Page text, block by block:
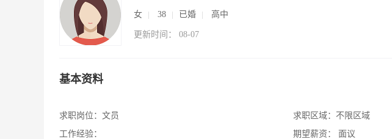
女 38 已婚 高中
更新时间： 08-07
基本资料
求职岗位： 文员
工作经验：
求职区域： 不限区域
期望薪资：
面议